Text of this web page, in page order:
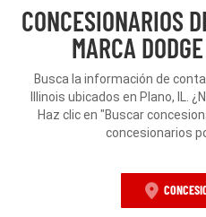
CONCESIONARIOS
MARCA
Busca la información de
Illinois ubicados en Plano, IL.
Haz clic en "Buscar
concesionarios